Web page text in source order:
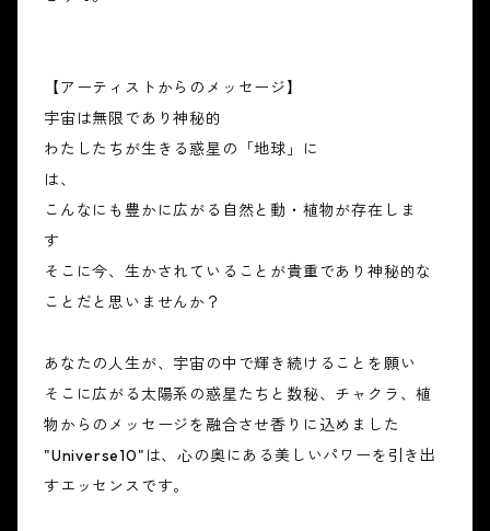
【アーティストからのメッセージ】
宇宙は無限であり神秘的
わたしたちが生きる惑星の「地球」に
は、
こんなにも豊かに広がる自然と動・植物が存在しま
す
そこに今、生かされていることが貴重であり神秘的な
ことだと思いませんか？
あなたの人生が、宇宙の中で輝き続けることを願い
そこに広がる太陽系の惑星たちと数秘、チャクラ、植
物からのメッセージを融合させ香りに込めました
"Universe10"は、心の奥にある美しいパワーを引き出
すエッセンスです。